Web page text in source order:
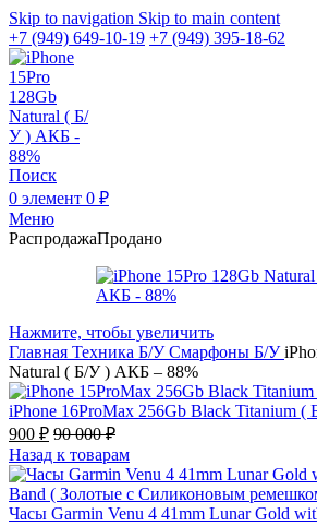
Skip to navigation Skip to main content
+7 (949) 649-10-19 +7 (949) 395-18-62
Поиск
0 элемент 0 ₽
Меню
РаспродажаПродано
Нажмите, чтобы увеличить
Главная Техника Б/УСмарфоны Б/У
Natural ( Б/У ) АКБ – 88%
iPhone 16ProMax 256Gb Black Titanium
900 ₽ 90 000₽
Назад к товарам
Часы Garmin Venu 4 41mm Lunar Gold